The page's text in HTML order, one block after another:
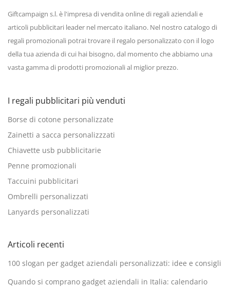
Giftcampaign s.l. è l'impresa di vendita online di regali aziendali e
articoli pubblicitari leader nel mercato italiano. Nel nostro catalogo di
regali promozionali potrai trovare il regalo personalizzato con il logo
della tua azienda di cui hai bisogno, dal momento che abbiamo una
vasta gamma di prodotti promozionali al miglior prezzo.
I regali pubblicitari più venduti
Borse di cotone personalizzate
Zainetti a sacca personalizzzati
Chiavette usb pubblicitarie
Penne promozionali
Taccuini pubblicitari
Ombrelli personalizzati
Lanyards personalizzati
Articoli recenti
100 slogan per gadget aziendali personalizzati: idee e consigli
Quando si comprano gadget aziendali in Italia: calendario